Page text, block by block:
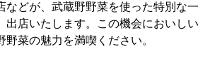
などが、武蔵野野菜を使った特別な一
出店いたします。この機会においしい
菜の魅力を満喫ください。